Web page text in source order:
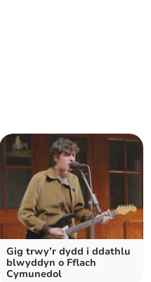
Gig trwy’r dydd i ddathlu
blwyddyn o Fflach
Cymunedol